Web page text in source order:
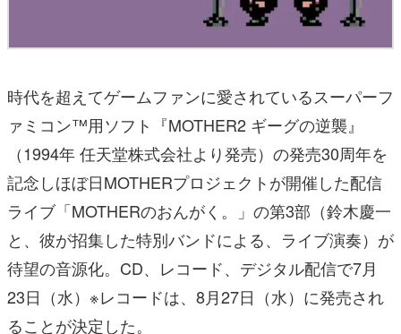
時代を超えてゲームファンに愛されているスーパーフ
ァミコン™用ソフト『MOTHER2 ギーグの逆襲』
（1994年 任天堂株式会社より発売）の発売30周年を
記念しほぼ日MOTHERプロジェクトが開催した配信
ライブ「MOTHERのおんがく。」の第3部（鈴木慶一
と、彼が招集した特別バンドによる、ライブ演奏）が
待望の音源化。CD、レコード、デジタル配信で7月
23日（水）※レコードは、8月27日（水）に発売され
ることが決定した。